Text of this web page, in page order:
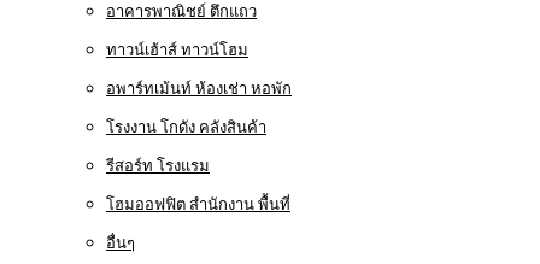
อาคารพาณิชย์ ตึกแถว
ทาวน์เฮ้าส์ ทาวน์โฮม
อพาร์ทเม้นท์ ห้องเช่า หอพัก
โรงงาน โกดัง คลังสินค้า
รีสอร์ท โรงแรม
โฮมออฟฟิต สำนักงาน พื้นที่
อื่นๆ